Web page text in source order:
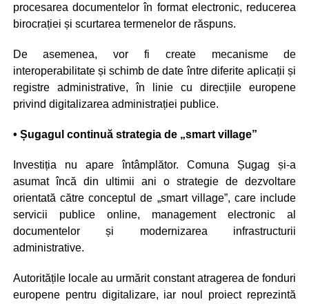
procesarea documentelor în format electronic, reducerea
birocrației și scurtarea termenelor de răspuns.
De asemenea, vor fi create mecanisme de
interoperabilitate și schimb de date între diferite aplicații și
registre administrative, în linie cu direcțiile europene
privind digitalizarea administrației publice.
• Șugagul continuă strategia de „smart village”
Investiția nu apare întâmplător. Comuna Șugag și-a
asumat încă din ultimii ani o strategie de dezvoltare
orientată către conceptul de „smart village”, care include
servicii publice online, management electronic al
documentelor și modernizarea infrastructurii
administrative.
Autoritățile locale au urmărit constant atragerea de fonduri
europene pentru digitalizare, iar noul proiect reprezintă